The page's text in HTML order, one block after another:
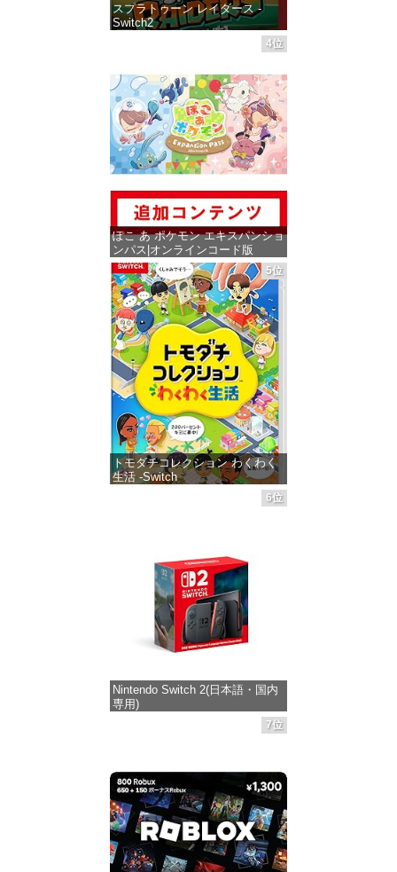
スプラトゥーン レイダース -
Switch2
価格：¥6,455
4位
ぽこ あ ポケモン エキスパンショ
ンパス|オンラインコード版
価格：¥4,400
5位
トモダチコレクション わくわく
生活 -Switch
価格：¥6,144
6位
Nintendo Switch 2(日本語・国内
専用)
価格：¥55,871
7位